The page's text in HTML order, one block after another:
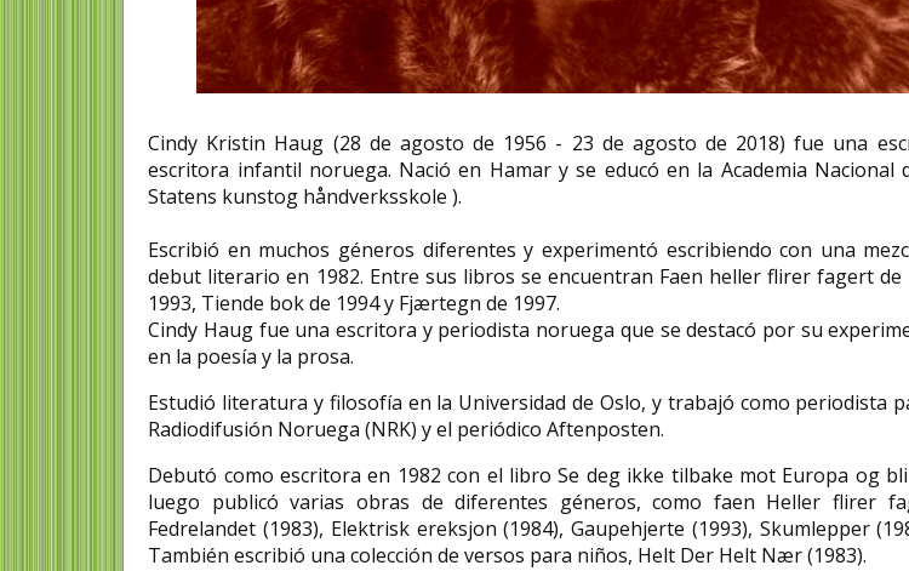
Cindy Kristin Haug (28 de agosto de 1956 - 23 de agosto de 2018) fue una
escritora infantil noruega. Nació en Hamar y se educó en la Academia Nacional
Statens kunstog håndverksskole ).
Escribió en muchos géneros diferentes y experimentó escribiendo con una
debut literario en 1982. Entre sus libros se encuentran Faen heller flirer fagert de
1993, Tiende bok de 1994 y Fjærtegn de 1997.
Cindy Haug fue una escritora y periodista noruega que se destacó por su
en la poesía y la prosa.
Estudió literatura y filosofía en la Universidad de Oslo, y trabajó como periodista
Radiodifusión Noruega (NRK) y el periódico Aftenposten.
Debutó como escritora en 1982 con el libro Se deg ikke tilbake mot Europa og
luego publicó varias obras de diferentes géneros, como faen Heller flirer
Fedrelandet (1983), Elektrisk ereksjon (1984), Gaupehjerte (1993), Skumlepper
También escribió una colección de versos para niños, Helt Der Helt Nær (1983).
Catalina García González
recadera de sus vecinos y
regente de una fonda
Catalina García González (Puebla de
Lillo, León,14 de abril de 1888 -1959)
fue la primera mujer...